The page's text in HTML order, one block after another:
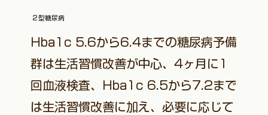
​２型糖尿病
Hba1c 5.6から6.4までの糖尿病予備
群は生活習慣改善が中心、4ヶ月に1
回血液検査、Hba1c 6.5から7.2まで
は生活習慣改善に加え、必要に応じて